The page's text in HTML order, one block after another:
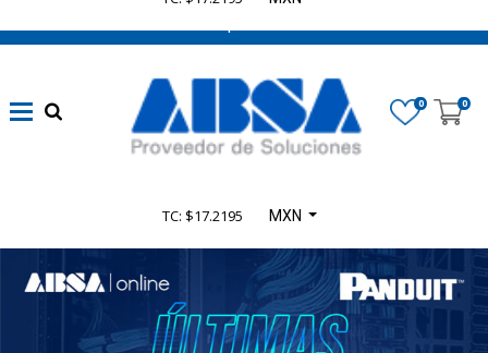
0 0
TC: $17.2195 MXN